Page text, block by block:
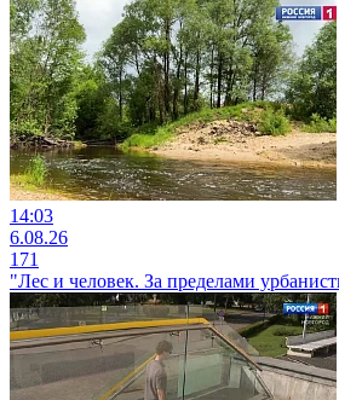
14:03
6.08.26
171
"Лес и человек. За пределами